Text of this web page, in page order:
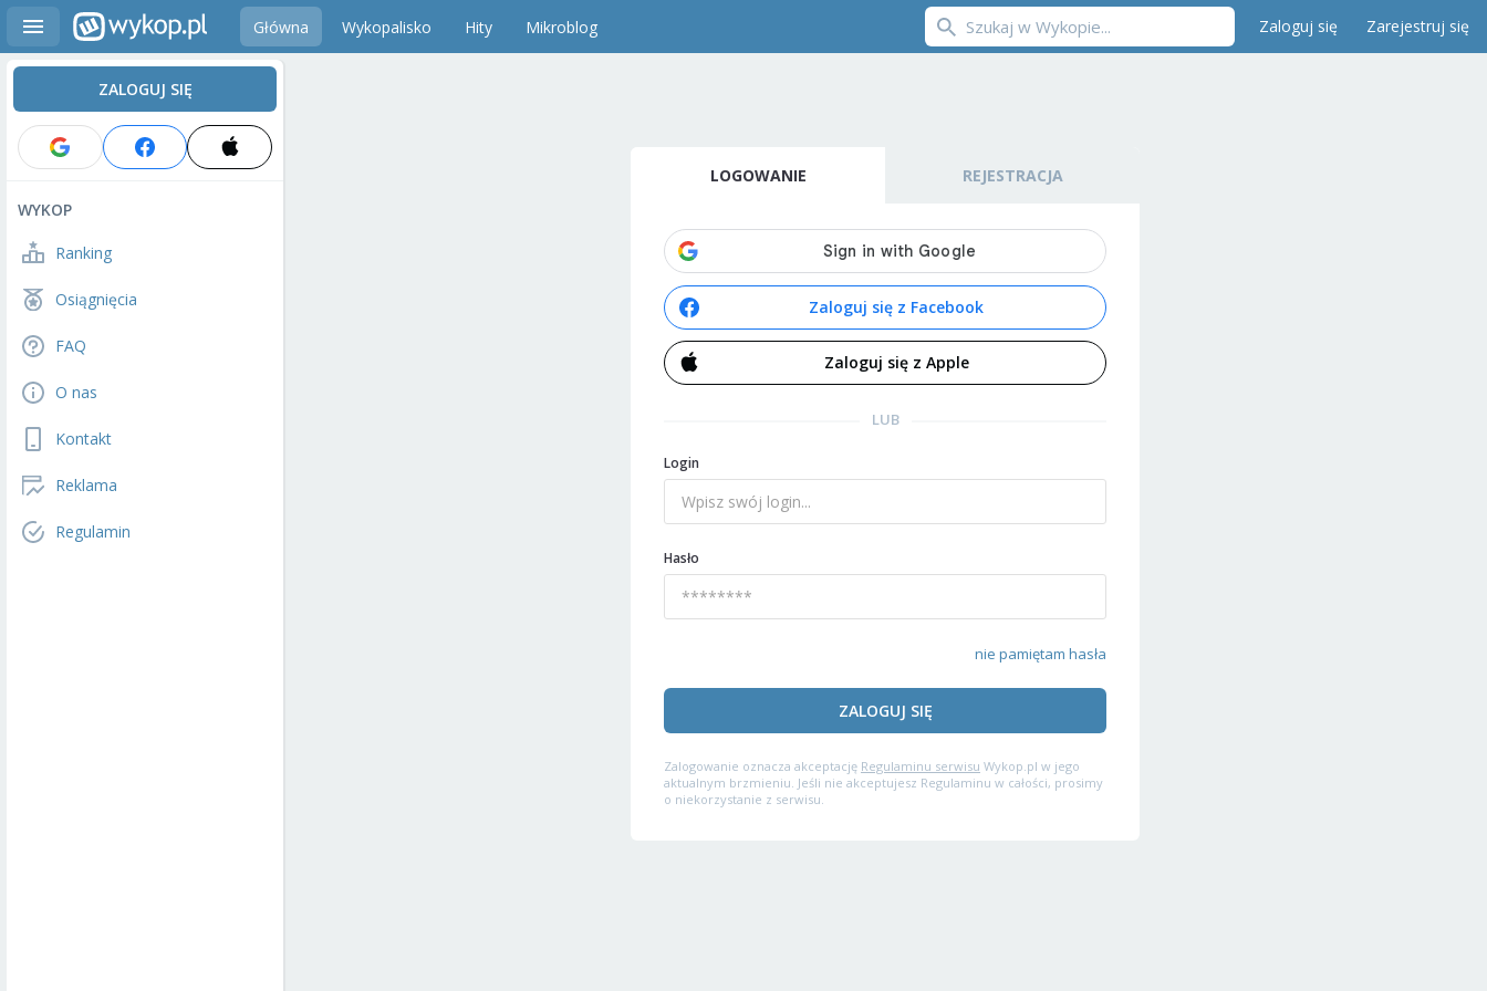
Główna Wykopalisko Hity Mikroblog Zaloguj się Zarejestruj się
ZALOGUJ SIĘ
WYKOP
Ranking
Osiągnięcia
FAQ
O nas
Kontakt
Reklama
Regulamin
LOGOWANIE REJESTRACJA
Zaloguj się z Facebook
Zaloguj się z Apple
LUB
Login
Hasło
nie pamiętam hasła
ZALOGUJ SIĘ
Zalogowanie oznacza akceptację Regulaminu serwisu Wykop.pl w jego
aktualnym brzmieniu. Jeśli nie akceptujesz Regulaminu w całości, prosimy
o niekorzystanie z serwisu.